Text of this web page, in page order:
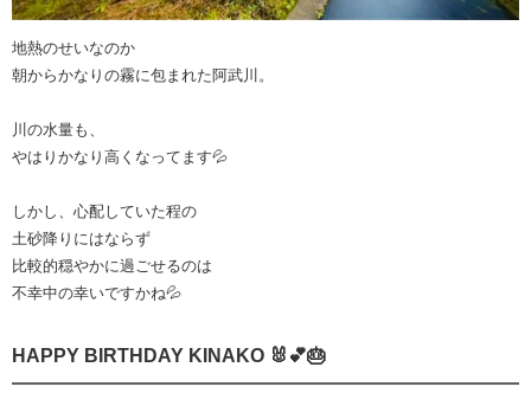
地熱のせいなのか
朝からかなりの霧に包まれた阿武川。
川の水量も、
やはりかなり高くなってます💦
しかし、心配していた程の
土砂降りにはならず
比較的穏やかに過ごせるのは
不幸中の幸いですかね💦
HAPPY BIRTHDAY KINAKO 🐰💕🎂